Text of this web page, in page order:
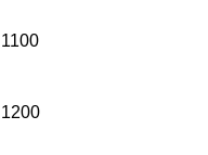
1100
1200